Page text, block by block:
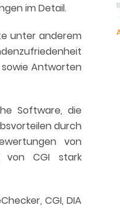
im Detail.
unter anderem
Antworten
Software, die
durch
von
von CGI stark
CGI, DIA